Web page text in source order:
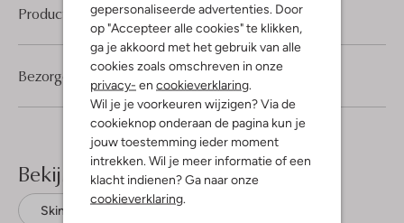
gepersonaliseerde advertenties. Door
op "Accepteer alle cookies" te klikken,
ga je akkoord met het gebruik van alle
cookies zoals omschreven in onze
privacy- en cookieverklaring
Wil je je voorkeuren wijzigen? Via de
cookieknop onderaan de pagina kun je
jouw toestemming ieder moment
intrekken. Wil je meer informatie of een
klacht indienen? Ga naar onze
cookieverklaring
Product informatie
Bezorgen & retourneren
Bekijk meer
Skinny jeans Daily7